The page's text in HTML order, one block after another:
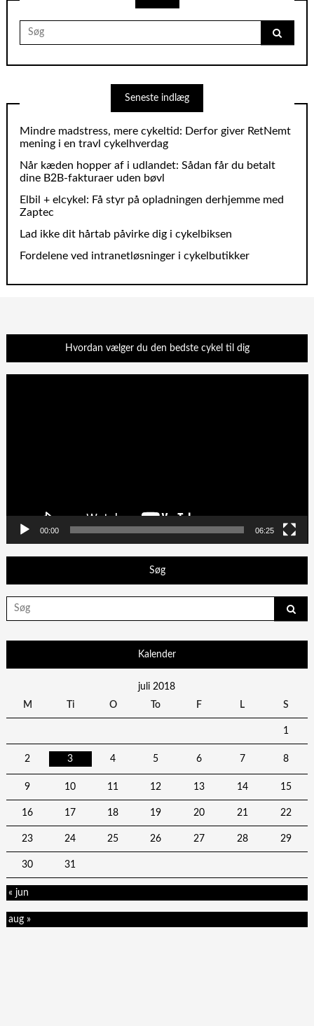
Search
for:
Seneste indlæg
Mindre madstress, mere cykeltid: Derfor giver RetNemt
mening i en travl cykelhverdag
Når kæden hopper af i udlandet: Sådan får du betalt
dine B2B‑fakturaer uden bøvl
Elbil + elcykel: Få styr på opladningen derhjemme med
Zaptec
Lad ikke dit hårtab påvirke dig i cykelbiksen
Fordelene ved intranetløsninger i cykelbutikker
Hvordan vælger du den bedste cykel til dig
00:00 06:25
Søg
Search
for:
Kalender
juli 2018
M
Ti O To F L S
1
2 3 4 5 6 7 8
9 10 11 12 13 14 15
16 17 18 19 20 21 22
23 24 25 26 27 28 29
30 31
« jun
aug »